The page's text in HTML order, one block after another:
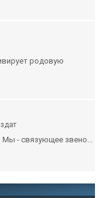
родовую
- связующее звено...